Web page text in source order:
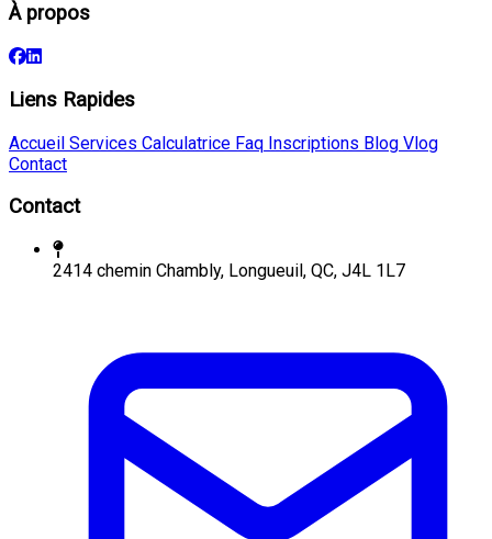
À propos
Liens Rapides
Accueil Services Calculatrice Faq Inscriptions Blog Vlog
Contact
Contact
2414 chemin Chambly, Longueuil, QC, J4L 1L7